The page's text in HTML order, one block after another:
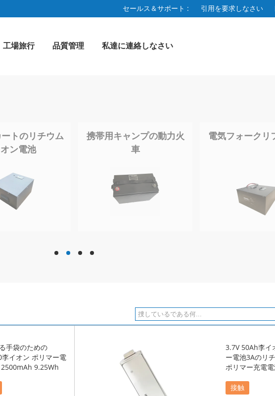
セールス＆サポート : 引用を要求しなさい
工場旅行 品質管理 私達に連絡しなさい
トのリチウム
ン電池
携帯用キャンプの動力火
車
電気フォークリ
hd hd hd hd
手袋のための
李イオン ポリマー電
2500mAh 9.25Wh
3.7V 50Ah李イ
ー電池3Aのリ
ポリマー充電
接触